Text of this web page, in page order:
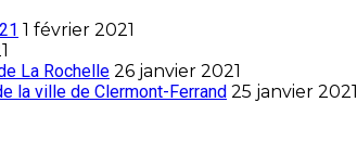
1 février 2021
La Rochelle 26 janvier 2021
la ville de Clermont-Ferrand 25 janvier 2021